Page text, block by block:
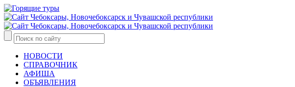
НОВОСТИ
СПРАВОЧНИК
АФИША
ОБЪЯВЛЕНИЯ